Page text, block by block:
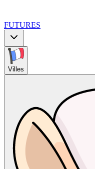
FUTURES
Villes